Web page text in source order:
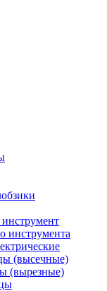
инструмента
(высечные)
(вырезные)